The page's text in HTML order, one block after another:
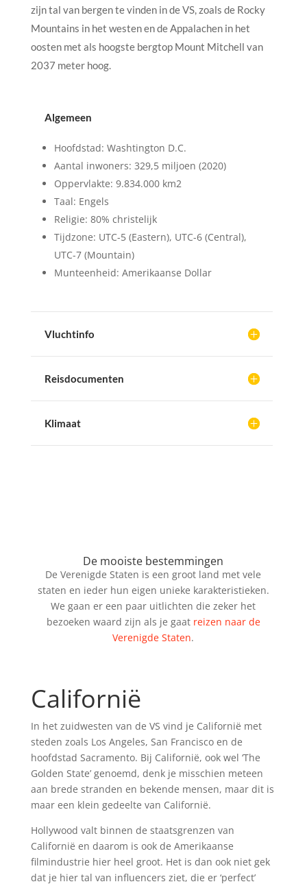
zijn tal van bergen te vinden in de VS, zoals de Rocky
Mountains in het westen en de Appalachen in het
oosten met als hoogste bergtop Mount Mitchell van
2037 meter hoog.
Algemeen
Hoofdstad: Washtington D.C.
Aantal inwoners: 329,5 miljoen (2020)
Oppervlakte: 9.834.000 km2
Taal: Engels
Religie: 80% christelijk
Tijdzone: UTC-5 (Eastern), UTC-6 (Central),
UTC-7 (Mountain)
Munteenheid: Amerikaanse Dollar
Vluchtinfo
Reisdocumenten
Klimaat
De mooiste bestemmingen
De Verenigde Staten is een groot land met vele
staten en ieder hun eigen unieke karakteristieken.
We gaan er een paar uitlichten die zeker het
bezoeken waard zijn als je gaat reizen naar de
Verenigde Staten.
Californië
In het zuidwesten van de VS vind je Californië met
steden zoals Los Angeles, San Francisco en de
hoofdstad Sacramento. Bij Californië, ook wel ‘The
Golden State’ genoemd, denk je misschien meteen
aan brede stranden en bekende mensen, maar dit is
maar een klein gedeelte van Californië.
Hollywood valt binnen de staatsgrenzen van
Californië en daarom is ook de Amerikaanse
filmindustrie hier heel groot. Het is dan ook niet gek
dat je hier tal van influencers ziet, die er ‘perfect’